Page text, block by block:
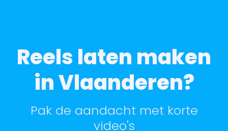
Reels laten maken
in Vlaanderen?
Pak de aandacht met korte
video's